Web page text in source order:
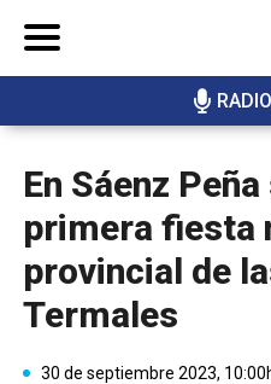
En Sáenz
primera fiesta
provincial de
Termales
30 de septiembre 2023,